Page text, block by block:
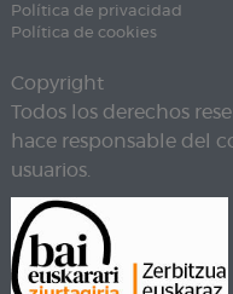
Política de privacidad
Política de cookies
Copyright
Todos los derechos
hace responsable del
usuarios.